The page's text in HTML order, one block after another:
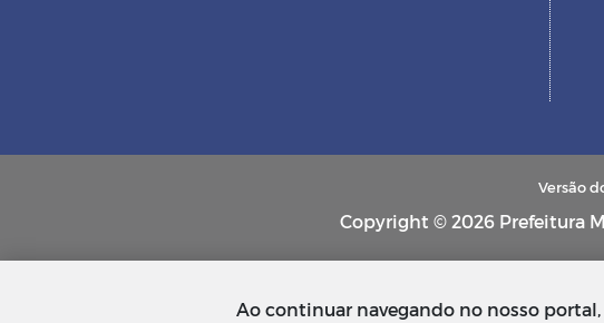
Versão
Copyright © 2026 Prefeitura
Ao continuar navegando no nosso